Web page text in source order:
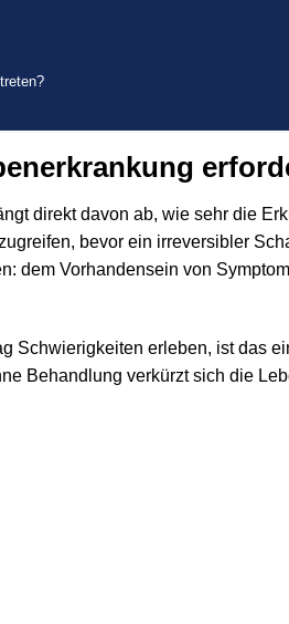
direkt davon ab, wie sehr die
bevor ein irreversibler
dem Vorhandensein von
Schwierigkeiten erleben, ist das
Behandlung verkürzt sich die